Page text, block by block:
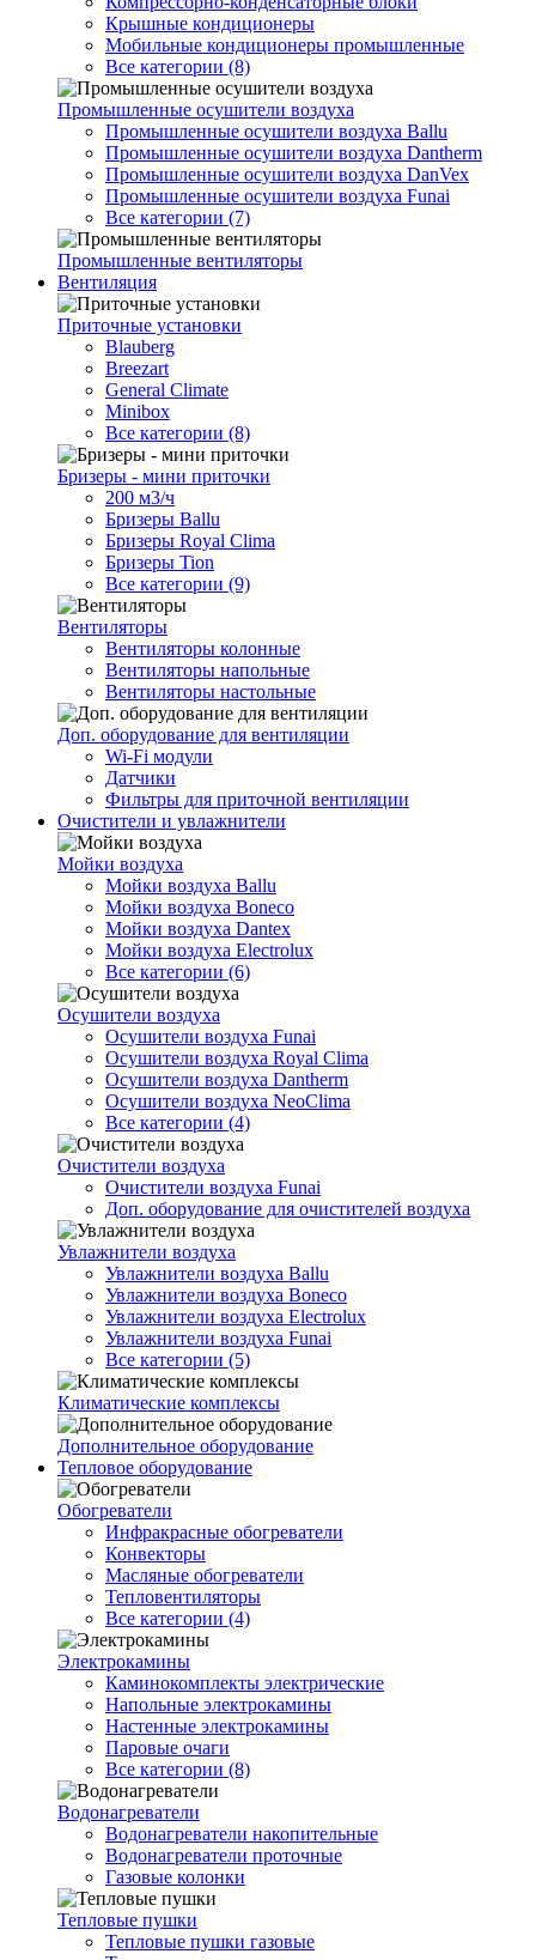
Крышные кондиционеры
Мобильные кондиционеры промышленные
Все категории (8)
Промышленные осушители воздуха
Промышленные осушители воздуха Ballu
Промышленные осушители воздуха Dantherm
Промышленные осушители воздуха DanVex
Промышленные осушители воздуха Funai
Все категории (7)
Промышленные вентиляторы
Вентиляция
Приточные установки
Blauberg
Breezart
General Climate
Minibox
Все категории (8)
Бризеры - мини приточки
200 м3/ч
Бризеры Ballu
Бризеры Royal Clima
Бризеры Tion
Все категории (9)
Вентиляторы
Вентиляторы колонные
Вентиляторы напольные
Вентиляторы настольные
Доп. оборудование для вентиляции
Wi-Fi модули
Датчики
Фильтры для приточной вентиляции
Очистители и увлажнители
Мойки воздуха
Мойки воздуха Ballu
Мойки воздуха Boneco
Мойки воздуха Dantex
Мойки воздуха Electrolux
Все категории (6)
Осушители воздуха
Осушители воздуха Funai
Осушители воздуха Royal Clima
Осушители воздуха Dantherm
Осушители воздуха NeoClima
Все категории (4)
Очистители воздуха
Очистители воздуха Funai
Доп. оборудование для очистителей воздуха
Увлажнители воздуха
Увлажнители воздуха Ballu
Увлажнители воздуха Boneco
Увлажнители воздуха Electrolux
Увлажнители воздуха Funai
Все категории (5)
Климатические комплексы
Дополнительное оборудование
Тепловое оборудование
Обогреватели
Инфракрасные обогреватели
Конвекторы
Масляные обогреватели
Тепловентиляторы
Все категории (4)
Электрокамины
Каминокомплекты электрические
Напольные электрокамины
Настенные электрокамины
Паровые очаги
Все категории (8)
Водонагреватели
Водонагреватели накопительные
Водонагреватели проточные
Газовые колонки
Тепловые пушки
Тепловые пушки газовые